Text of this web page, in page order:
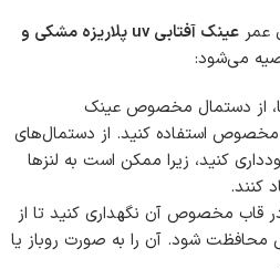
عمر
عینک آفتابی uv پلاریزه مشکی و
می‌شود:
از دستمال مخصوص عینک
مخصوص استفاده کنید. از دستمال‌های
کنید، زیرا ممکن است به لنزها
کنند.
قاب مخصوص آن نگهداری کنید تا از
شود. آن را به صورت روباز یا